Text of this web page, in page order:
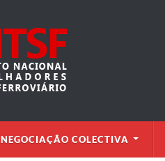
NEGOCIAÇÃO COLECTIVA